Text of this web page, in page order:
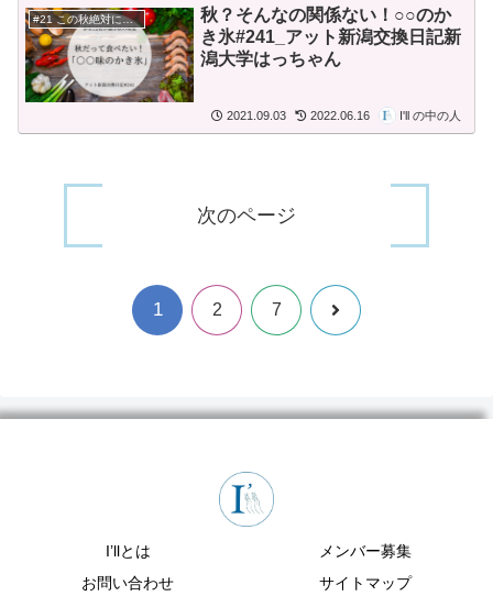
#21 この秋絶対に食べたいもの
秋？そんなの関係ない！○○のか
き氷#241_アット新潟交換日記新
潟大学はっちゃん
2021.09.03 2022.06.16 I'll の中の人
次のページ
1 2 7 次
I’llとは
メンバー募集
お問い合わせ
サイトマップ